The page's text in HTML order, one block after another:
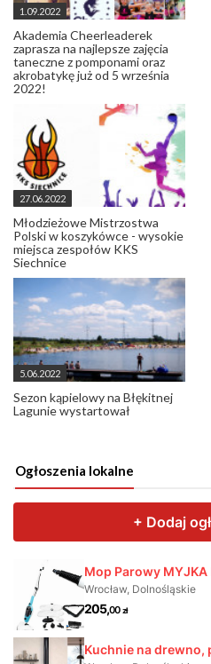
1.09.2022
Akademia Cheerleaderek
zaprasza na najlepsze zajęcia
taneczne z pomponami oraz
akrobatykę już od 5 września
2022!
27.06.2022
Młodzieżowe Mistrzostwa
Polski w koszykówce - wysokie
miejsca zespołów KKS
Siechnice
5.06.2022
Sezon kąpielowy na Błękitnej
Lagunie wystartował
Ogłoszenia lokalne